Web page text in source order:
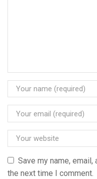
Save my name,
the next time I comment.